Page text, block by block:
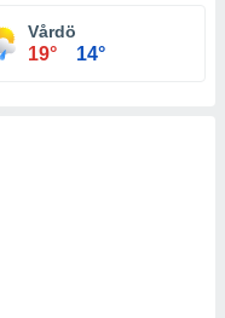
Vårdö
19° 14°